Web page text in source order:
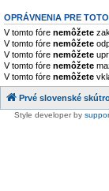
OPRÁVNENIA PRE
V tomto fóre nemôžete
V tomto fóre nemôžete
V tomto fóre nemôžete
V tomto fóre nemôžete
V tomto fóre nemôžete
Prvé slovenské
Style developer by